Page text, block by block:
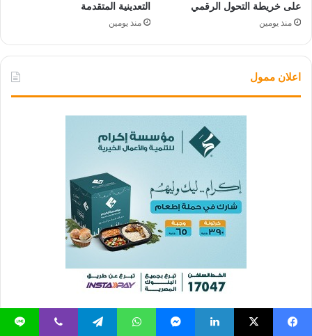
على خريطة التحول الرقمي
منذ يومين
التعدينية المتقدمة
منذ يومين
اعلان ممول